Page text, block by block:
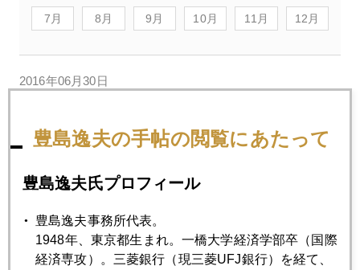
7月 8月 9月 10月 11月 12月
2016年06月30日
ソロス氏が売ったのはドイツ銀株
2016年06月28日
英ＥＵ離脱ショックはリーマン級か
豊島逸夫の手帖の閲覧にあたって
豊島逸夫氏プロフィール
豊島逸夫事務所代表。
1948年、東京都生まれ。一橋大学経済学部卒（国際
経済専攻）。三菱銀行（現三菱UFJ銀行）を経て、